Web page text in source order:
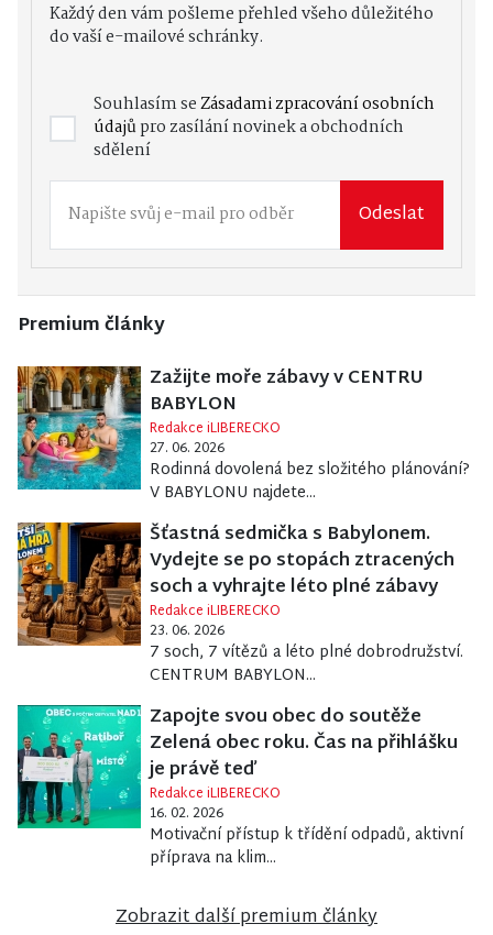
Každý den vám pošleme přehled všeho důležitého
do vaší e-mailové schránky.
Souhlasím seZásadami zpracování osobních
údajůpro zasílání novinek a obchodních
sdělení
Odeslat
Premium články
Zažijte moře zábavy v CENTRU
BABYLON
Redakce iLIBERECKO
27. 06. 2026
Rodinná dovolená bez složitého plánování?
V BABYLONU najdete...
Šťastná sedmička s Babylonem.
Vydejte se po stopách ztracených
soch a vyhrajte léto plné zábavy
Redakce iLIBERECKO
23. 06. 2026
7 soch, 7 vítězů a léto plné dobrodružství.
CENTRUM BABYLON...
Zapojte svou obec do soutěže
Zelená obec roku. Čas na přihlášku
je právě teď
Redakce iLIBERECKO
16. 02. 2026
Motivační přístup k třídění odpadů, aktivní
příprava na klim...
Zobrazit další premium články